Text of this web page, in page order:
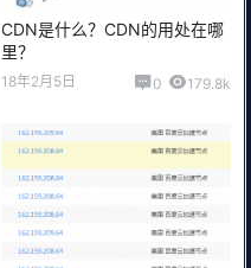
CDN是什么？CDN的用处在哪
里？
18年2月5日 0 179.8k